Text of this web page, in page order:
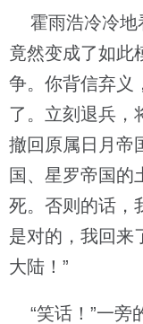
霍雨浩冷冷地
竟然变成了如此
争。你背信弃义
了。立刻退兵，
撤回原属日月帝
国、星罗帝国的
死。否则的话，
是对的，我回来
大陆！”
“笑话！”一旁